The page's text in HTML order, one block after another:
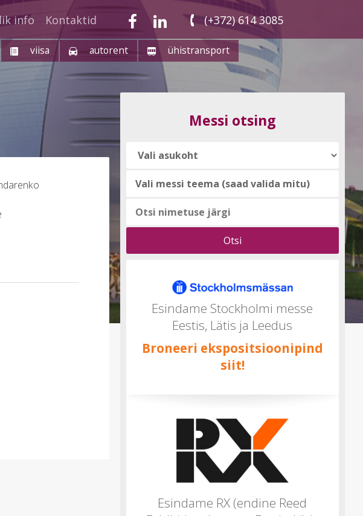
(+372) 614 3085
info Kontaktid
viisa autorent ühistransport
Messi otsing
Vali
teema
Esindame Stockholmi messe
Eestis, Lätis ja Leedus
Broneeri ekspositsioonipind
siit!
Esindame RX (endine Reed